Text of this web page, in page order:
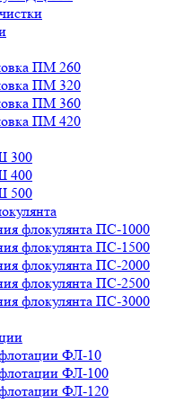
ПM 260
ПM 320
ПM 360
ПM 420
300
400
500
флокулянта ПС-1000
флокулянта ПС-1500
флокулянта ПС-2000
флокулянта ПС-2500
флокулянта ПС-3000
ФЛ-10
ФЛ-100
ФЛ-120